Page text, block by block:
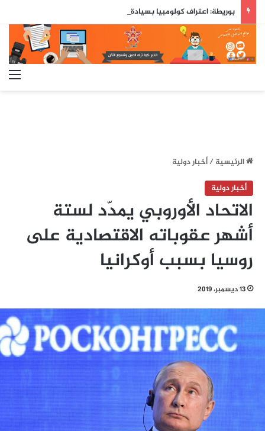
الرئيسية/أخبار دولية
أخبار دولية
الاتحاد الأوروبي يمدّد لستة
أشهر عقوباته الاقتصادية على
روسيا بسبب أوكرانيا
13 ديسمبر، 2019